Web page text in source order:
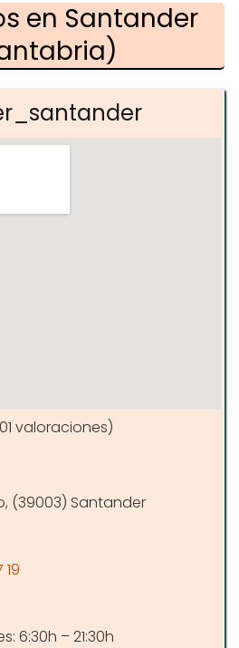
en Santander
valoraciones)
(39003) Santander
6:30h – 21:30h